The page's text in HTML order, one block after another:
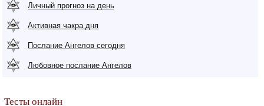
Личный прогноз на день
Активная чакра дня
Послание Ангелов сегодня
Любовное послание Ангелов
Тесты онлайн